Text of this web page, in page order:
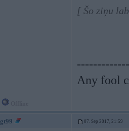
[ Šo ziņu
Any fool
gt99 07. Sep 2017, 21:59